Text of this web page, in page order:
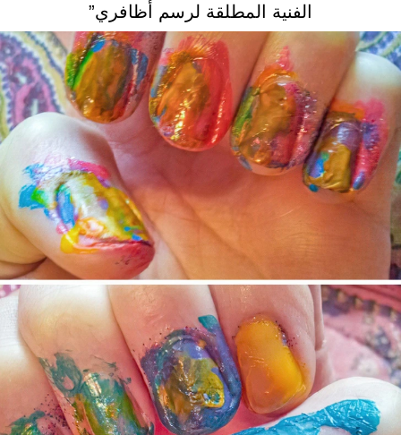
الفنية المطلقة لرسم أظافري”